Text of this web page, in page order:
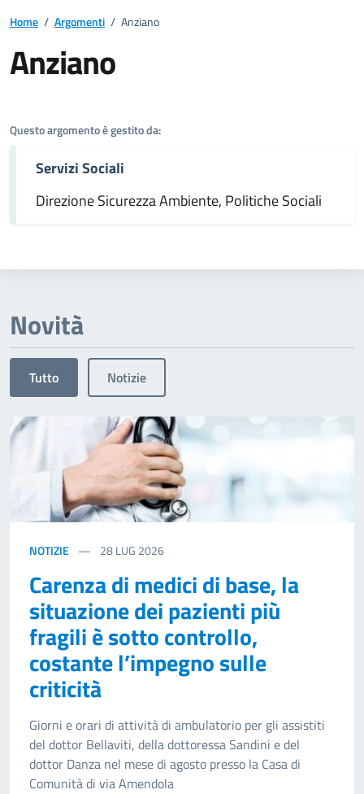
Home / Argomenti / Anziano
Anziano
Questo argomento è gestito da:
Servizi Sociali
Direzione Sicurezza Ambiente, Politiche Sociali
Novità
Tutto Notizie
NOTIZIE 28LUG 2026
Carenza di medici di base, la
situazione dei pazienti più
fragili è sotto controllo,
costante l’impegno sulle
criticità
Giorni e orari di attività di ambulatorio per gli assistiti
del dottor Bellaviti, della dottoressa Sandini e del
dottor Danza nel mese di agosto presso la Casa di
Comunità di via Amendola